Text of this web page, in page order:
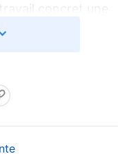
concret une
j’ai prévu de la
des rapports sur
s’y prendre. Après